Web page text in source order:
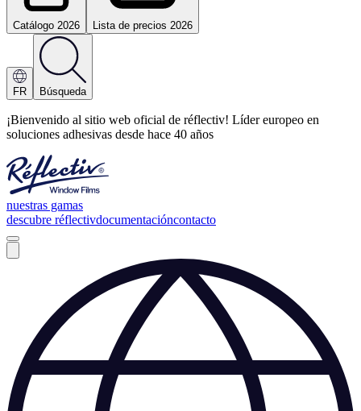
Catálogo 2026 Lista de precios 2026
FR Búsqueda
¡Bienvenido al sitio web oficial de réflectiv! Líder europeo en
soluciones adhesivas desde hace 40 años
nuestras gamas
descubre réflectivdocumentacióncontacto